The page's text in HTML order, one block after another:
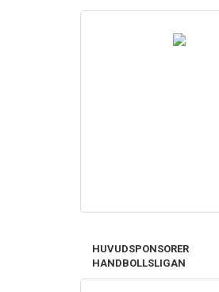
HUVUDSPONSORER
HANDBOLLSLIGAN